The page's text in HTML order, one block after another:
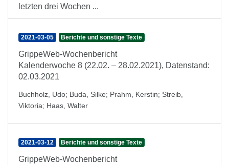
letzten drei Wochen ...
2021-03-05 Berichte und sonstige Texte
GrippeWeb-Wochenbericht
Kalenderwoche 8 (22.02. – 28.02.2021), Datenstand:
02.03.2021
Buchholz, Udo; Buda, Silke; Prahm, Kerstin; Streib,
Viktoria; Haas, Walter
2021-03-12 Berichte und sonstige Texte
GrippeWeb-Wochenbericht